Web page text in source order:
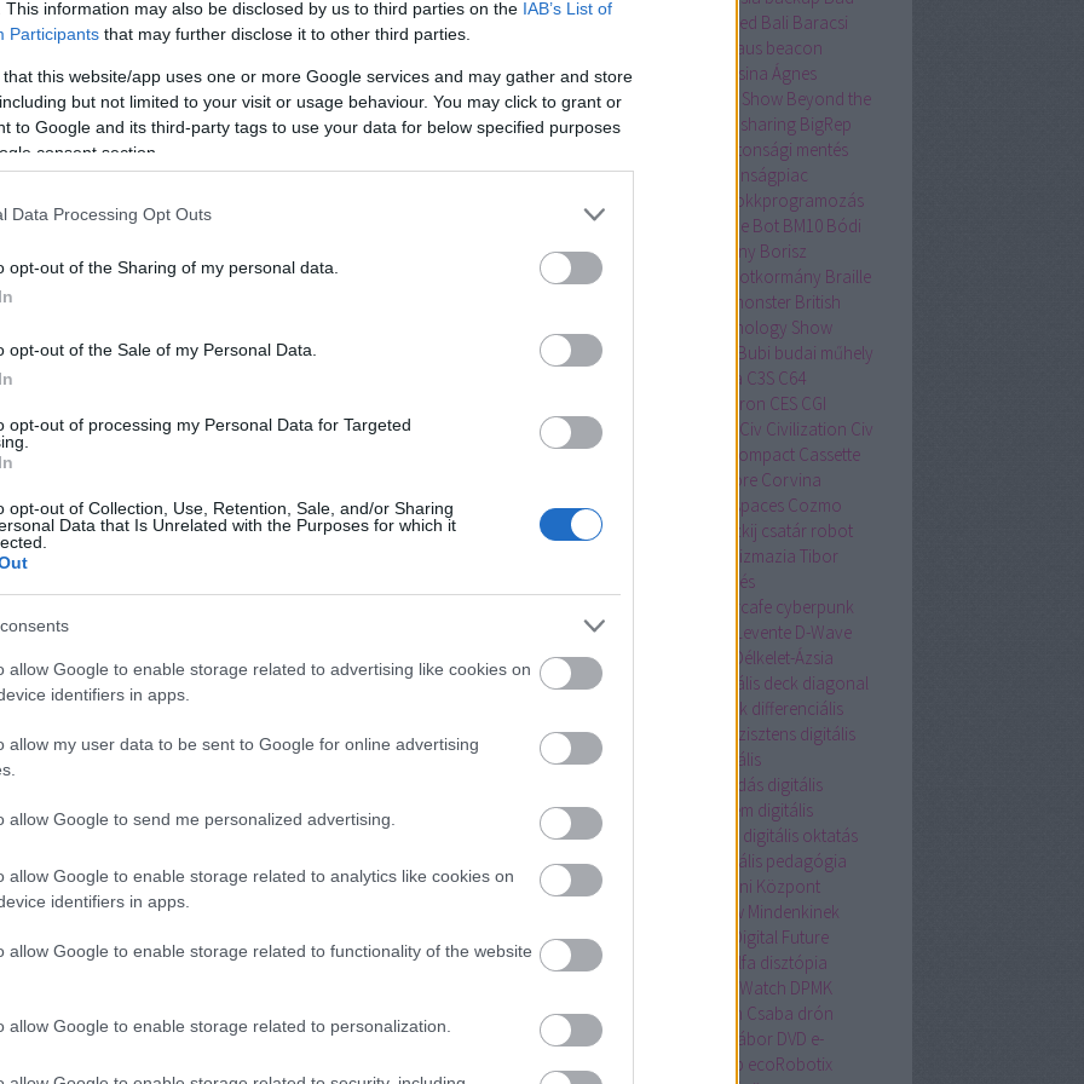
This information may also be disclosed by us to third parties on the IAB’s List of
Participants that may further disclose it to other third parties.
that this website/app uses one or more Google services and may gather and store
but not limited to your visit or usage behaviour. You may click to grant or
to Google and its third-party tags to use your data for below specified purposes
consent section.
Data Processing Opt Outs
opt-out of the Sharing of my personal data.
opt-out of the Sale of my Personal Data.
opt-out of processing my Personal Data for Targeted
opt-out of Collection, Use, Retention, Sale, and/or Sharing
Data that Is Unrelated with the Purposes for which it
allow Google to enable storage related to advertising like cookies on
identifiers in apps.
allow my user data to be sent to Google for online advertising
allow Google to send me personalized advertising.
allow Google to enable storage related to analytics like cookies on
identifiers in apps.
allow Google to enable storage related to functionality of the website
allow Google to enable storage related to personalization.
arc, de nagyon kedveljük: a Szétszedtem.hu oldalon
apró darabokra szedésének lehetünk szemtanúi,
a műszaki berendezéseknek szó…
TOVÁBB
Szólj hozzá!
ezermester
kézirat a weben
érdekesek azok a középkori kódexek, zsoltáros könyvek,
résztvevő kutatók. A webhely egyébként is
fel magára a figyelmet, hogy ez az a…
TOVÁBB
Szólj hozzá!
Justin Viktor medievalists.net budai műhely where the middle
Sector bakancslista Balatonfüred Bali Baracsi
Bauhaus beacon
beállításBeersonic
Békési Fruzsina Ágnes
bekövet Bernibeszédértés Bett Show Beyond the
HumanBe Social bicycle sharing BigRep
biztonsági mentés
Biztonságos Internet Nap
biztonságpiac
blokkprogramozás
Blown Away Guy
Blue Bot BM10 Bódi
Zoltánbója bölcsészettudomány Borisz
Paszternek
Boston Dynamics botkormány Braille
bridge monster British
Educational Training and Technology Show
Bruno Mars
Bubi budai műhely
bűvös kocka C3S C64
Celeron CES CGI
Chiang Mai
Christian Kroll Civ Civilization Civ
Clubhouse
Compact Cassette
Core Corvina
Corvinus Egyetem
coworking spaces Cozmo
CPU
crowdfounding Csajkovszkij csatár robot
Csizmazia Tibor
csomagküldés
cybercafe cyberpunk
cybersecurity
Czinege Levente D-Wave
deconstruction
Délkelet-Ázsia
Dennis Hong
diagonális deck diagonal
front tape loading cassette deck differenciális
digitalistemahet.hu
digitális asszisztens digitális
bölcsészetdigitális család
digitális
digitális írástudás digitális
kultúradigitális műemlékvédelem digitális
munkaerődigitális muzeológia
digitális oktatás
Digitális Oktatási Stratégia
digitális pedagógia
Digitális Pedagógiai Módszertani Központ
Digitális Talkshow Mindenkinek
Digitális Témahét
Digital Future
dislike dislike mob Disztichon Alfa disztópia
Dot Watch DPMK
DPMK.hudr. Fehér Péter dr. Pléh Csaba drón
drónvadász
DUE médiatábor DVD e-
eb ecoRobotix